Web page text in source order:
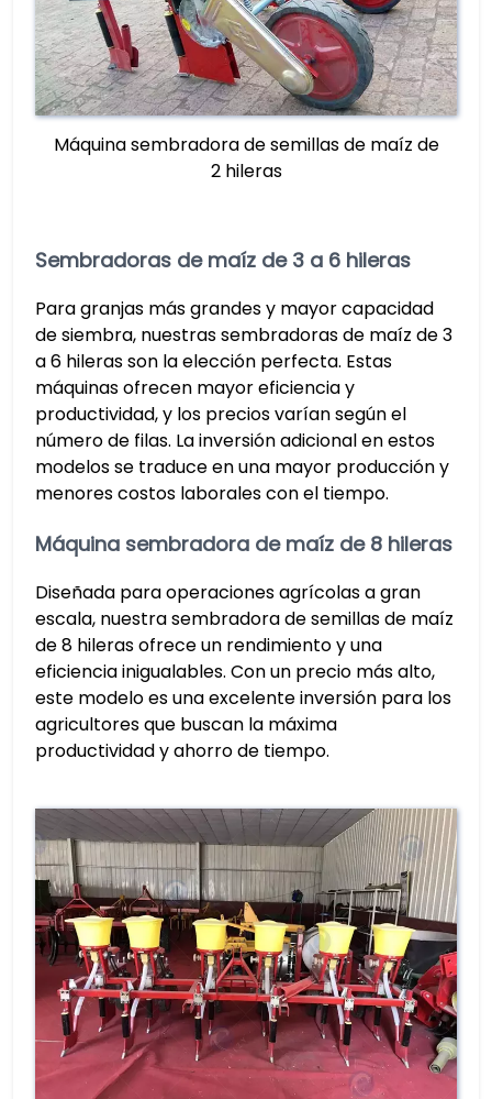
Máquina sembradora de semillas de maíz de
2 hileras
Sembradoras de maíz de 3 a 6 hileras
Para granjas más grandes y mayor capacidad
de siembra, nuestras sembradoras de maíz de 3
a 6 hileras son la elección perfecta. Estas
máquinas ofrecen mayor eficiencia y
productividad, y los precios varían según el
número de filas. La inversión adicional en estos
modelos se traduce en una mayor producción y
menores costos laborales con el tiempo.
Máquina sembradora de maíz de 8 hileras
Diseñada para operaciones agrícolas a gran
escala, nuestra sembradora de semillas de maíz
de 8 hileras ofrece un rendimiento y una
eficiencia inigualables. Con un precio más alto,
este modelo es una excelente inversión para los
agricultores que buscan la máxima
productividad y ahorro de tiempo.